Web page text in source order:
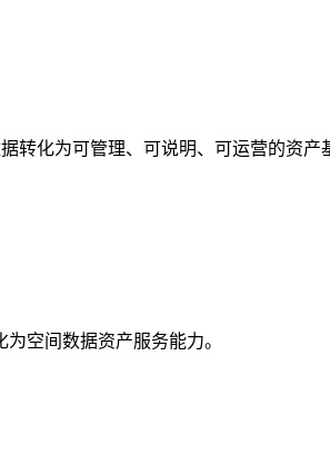
转化为可管理、可说明、可运营的资产
空间数据资产服务能力。